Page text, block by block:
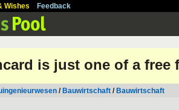
Wishes Feedback
is just one of a free
/ Bauwirtschaft / Bauwirtschaft